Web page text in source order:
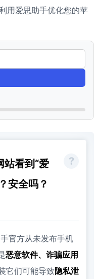
用爱思助手优化您的苹
看到“爱
安全吗？
官方从未发布手机
恶意软件、诈骗应用
它们可能导致隐私泄